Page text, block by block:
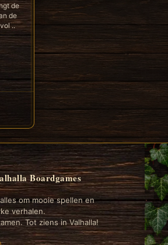
de
de
..
Boardgames
om mooie spellen en
verhalen.
Tot ziens in Valhalla!